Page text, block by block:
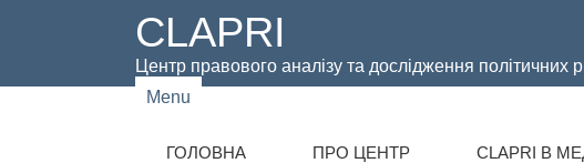
CLAPRI
Центр правового аналізу та дослідження політичних
Menu
ГОЛОВНА ПРО ЦЕНТР CLAPRI В